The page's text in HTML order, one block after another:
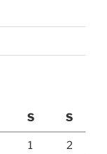
S S
1 2